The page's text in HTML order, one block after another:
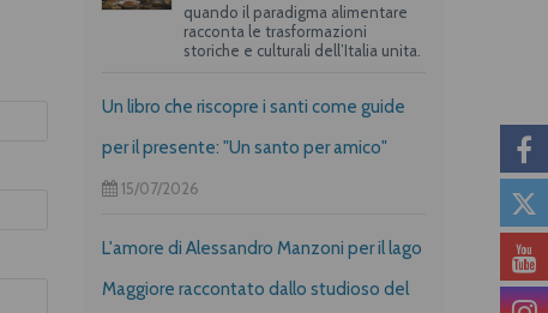
quando il paradigma alimentare
racconta le trasformazioni
storiche e culturali dell’Italia unita.
Un libro che riscopre i santi come guide
per il presente: "Un santo per amico"
15/07/2026
L'amore di Alessandro Manzoni per il lago
Maggiore raccontato dallo studioso del